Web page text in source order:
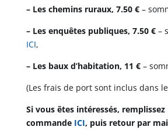
– Les chemins ruraux, 7.50 € –
– Les enquêtes publiques, 7.50 €–
ICI,
– Les baux d’habitation, 11 € –
(Les frais de port sont inclus dans
Si vous êtes intéressés,
commande ICI, puis retour par